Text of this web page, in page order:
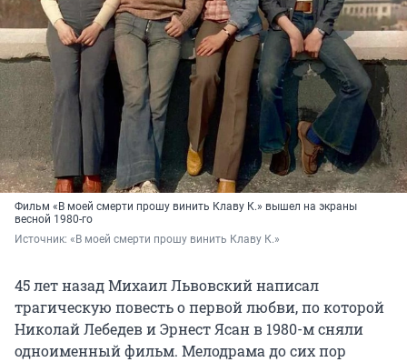
Фильм «В моей смерти прошу винить Клаву К.» вышел на экраны
весной 1980-го
Источник: «В моей смерти прошу винить Клаву К.»
45 лет назад Михаил Львовский написал
трагическую повесть о первой любви, по которой
Николай Лебедев и Эрнест Ясан в 1980-м сняли
одноименный фильм. Мелодрама до сих пор